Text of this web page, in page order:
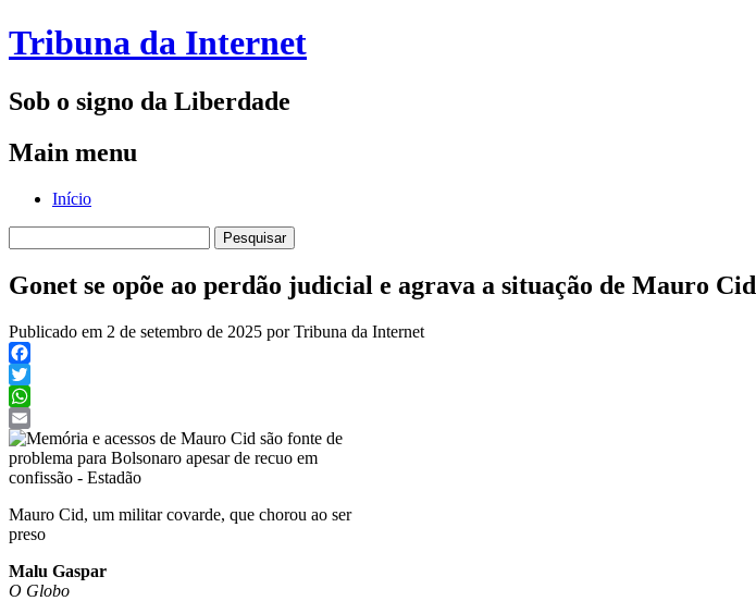
Tribuna da Internet
Sob o signo da Liberdade
Main menu
Skip
Início
por:
Gonet se opõe ao perdão judicial e agrava a situação de Mauro Cid
Publicado em 2 de setembro de 2025 por Tribuna da Internet
Facebook
Twitter
WhatsApp
Email
Mauro Cid, um militar covarde, que chorou ao ser
preso
Malu Gaspar
O Globo